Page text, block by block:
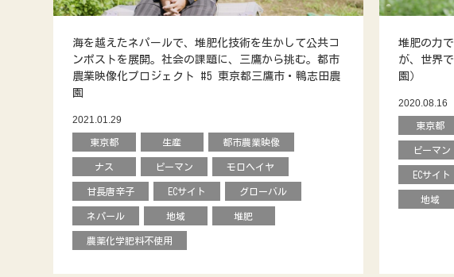
海を越えたネパールで、堆肥化技術を生かして公共コ
ンポストを展開。社会の課題に、三鷹から挑む。都市
農業映像化プロジェクト #5 東京都三鷹市・鴨志田農
園
2021.01.29
東京都 生産 都市農業映像
ナス ピーマン モロヘイヤ
甘長唐辛子 ECサイト グローバル
ネパール 地域 堆肥
農薬化学肥料不使用
堆肥の力
が、世界
園）
2020.08.16
東京都
ピーマン
ECサイト
地域